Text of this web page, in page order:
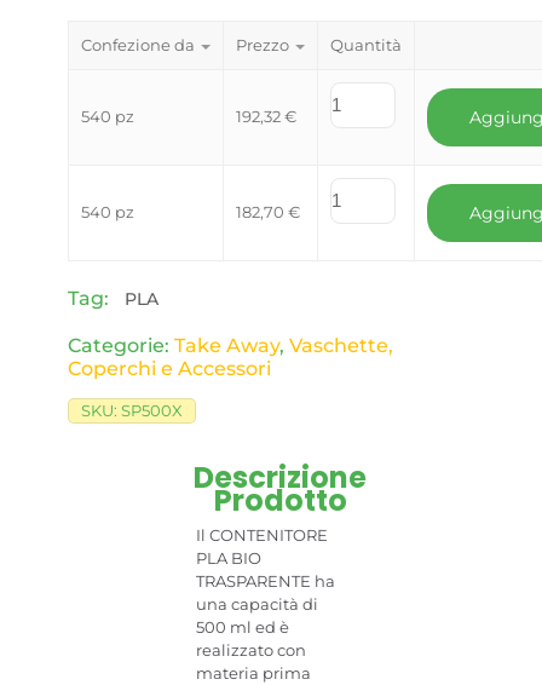
Confezione da Prezzo Quantità
540 pz 192,32€
540 pz 182,70 €
Tag: PLA
Categorie: Take Away, Vaschette,
Coperchi e Accessori
SKU: SP500X
Descrizione
Prodotto
Il CONTENITORE
PLA BIO
TRASPARENTE ha
una capacità di
500 ml ed è
realizzato con
materia prima